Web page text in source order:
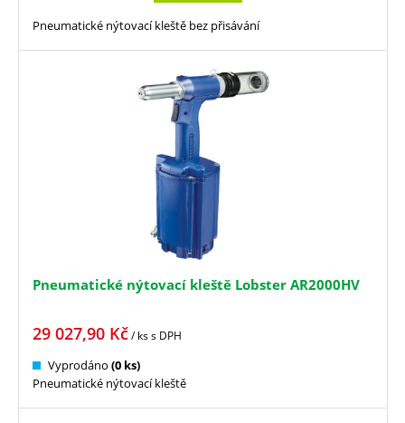
Pneumatické nýtovací kleště bez přisávání
Pneumatické nýtovací kleště Lobster AR2000HV
29 027,90 Kč/ kss DPH
Vyprodáno (0 ks)
Pneumatické nýtovací kleště